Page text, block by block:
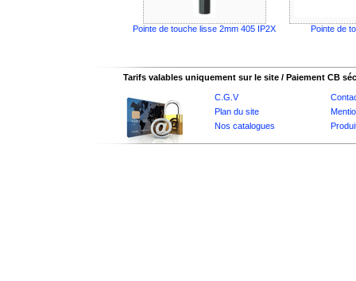
Pointe de touche lisse 2mm 405 IP2X Pointe de
Tarifs valables uniquement sur le site / Paiement CB
C.G.V
Plan du site
Nos catalogues